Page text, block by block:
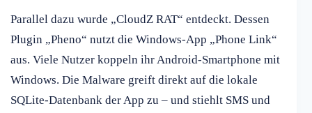
Parallel dazu wurde „CloudZ RAT“ entdeckt. Dessen
Plugin „Pheno“ nutzt die Windows-App „Phone Link“
aus. Viele Nutzer koppeln ihr Android-Smartphone mit
Windows. Die Malware greift direkt auf die lokale
SQLite-Datenbank der App zu – und stiehlt SMS und